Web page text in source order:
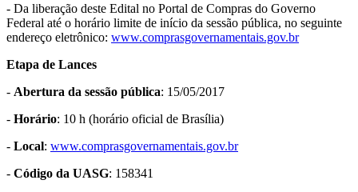
- Da liberação deste Edital no Portal de Compras do Governo
Federal até o horário limite de início da sessão pública, no seguinte
endereço eletrônico: www.comprasgovernamentais.gov.br
Etapa de Lances
- Abertura da sessão pública: 15/05/2017
- Horário: 10 h (horário oficial de Brasília)
- Local: www.comprasgovernamentais.gov.br
- Código da UASG: 158341